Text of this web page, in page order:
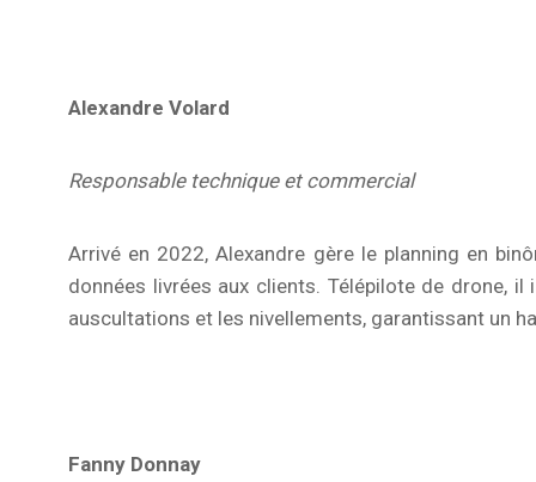
Alexandre Volard
Responsable technique et commercial
Arrivé en 2022, Alexandre gère le planning en
données livrées aux clients. Télépilote de drone,
auscultations et les nivellements, garantissant un
Fanny Donnay